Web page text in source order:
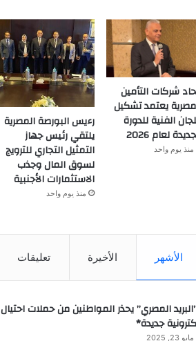
شركات التأمين
يعتمد تشكيل
الفنية للدورة
لعام 2026
منذ يوم واحد
رءيس البورصة المصرية
يلتقي رئيس جهاز
التمثيل التجاري للترويج
لسوق المال وجذب
الاستثمارات الأجنبية
منذ يوم واحد
الأشهر الأخيرة تعليقات
المصري” يحذر المواطنين من حملات احتيال
جديدة*
مايو 23, 2025